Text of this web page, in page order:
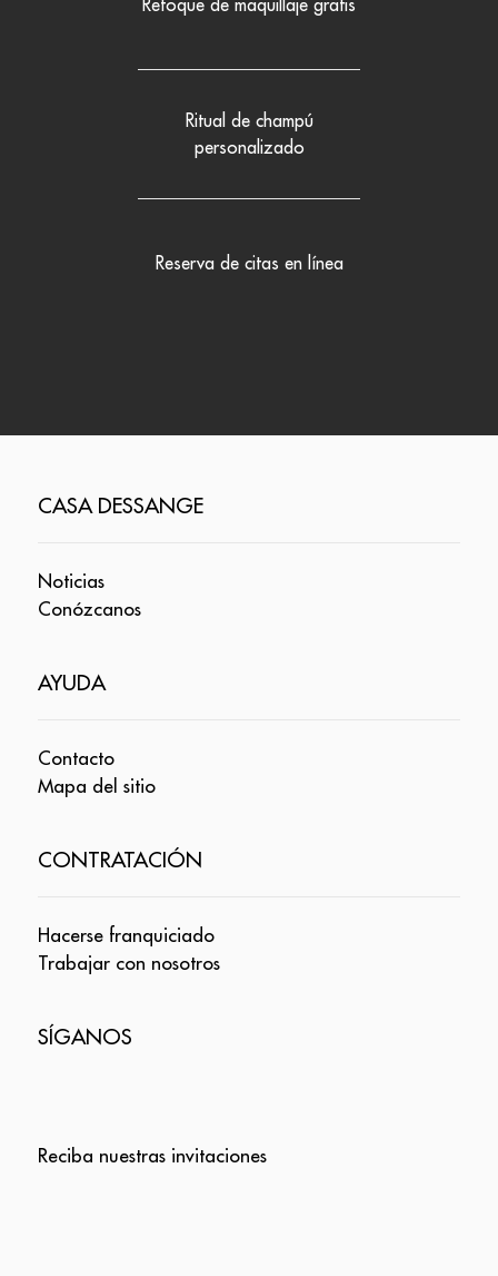
Retoque de maquillaje gratis
Ritual de champú
personalizado
Reserva de citas en línea
CASA DESSANGE
Noticias
Conózcanos
AYUDA
Contacto
Mapa del sitio
CONTRATACIÓN
Hacerse franquiciado
Trabajar con nosotros
SÍGANOS
Reciba nuestras invitaciones